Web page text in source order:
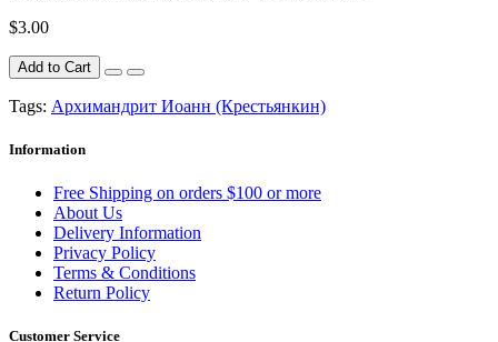
$3.00
Add to Cart
Tags: Архимандрит Иоанн (Крестьянкин)
Information
Free Shipping on orders $100 or more
About Us
Delivery Information
Privacy Policy
Terms & Conditions
Return Policy
Customer Service